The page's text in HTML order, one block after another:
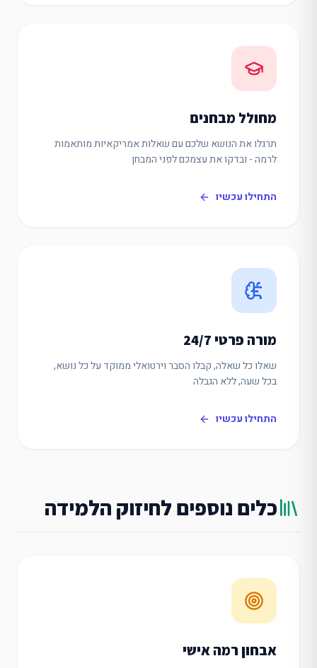
מחולל מבחנים
תרגלו את הנושא שלכם עם שאלות אמריקאיות מותאמות
לרמה - ובדקו את עצמכם לפני המבחן
התחילו עכשיו
מורה פרטי 24/7
שאלו כל שאלה, קבלו הסבר וירטואלי ממוקד על כל נושא,
בכל שעה, ללא הגבלה
התחילו עכשיו
כלים נוספים לחיזוק הלמידה
אבחון רמה אישי